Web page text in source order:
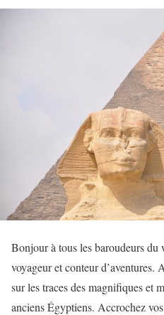
Bonjour à tous les baroudeurs du
voyageur et conteur d’aventures.
sur les traces des magnifiques et
anciens Égyptiens. Accrochez